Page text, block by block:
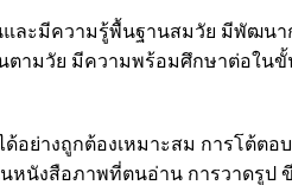
ละมีความรู้พื้นฐานสมวัย มีพัฒน
ตามวัย มีความพร้อมศึกษาต่อใน
อย่างถูกต้องเหมาะสม การโต้ตอ
หนังสือภาพที่ตนอ่าน การวาดรูป